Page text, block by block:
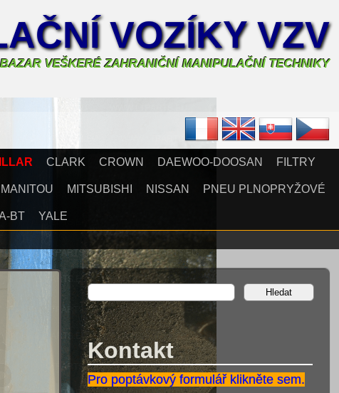
VOZÍKY VZV
VEŠKERÉ ZAHRANIČNÍ MANIPULAČNÍ TECHNIKY
CLARK CROWN DAEWOO-DOOSAN FILTRY
MANITOU MITSUBISHI NISSAN PNEU PLNOPRYŽOVÉ
BT YALE
Kontakt
Pro poptávkový formulář klikněte sem.